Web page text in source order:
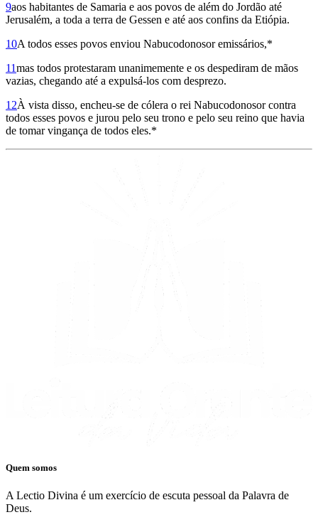
9aos habitantes de Samaria e aos povos de além do Jordão até
Jerusalém, a toda a terra de Gessen e até aos confins da Etiópia.
10A todos esses povos enviou Nabucodo­nosor emissários,*
11mas todos protestaram unanimemente e os despediram de mãos
vazias, chegando até a expulsá-los com des­prezo.
12À vista disso, encheu-se de cólera o rei Nabucodonosor contra
todos esses povos e jurou pelo seu trono e pelo seu reino que havia
de tomar vingança de todos eles.*
Quem somos
A Lectio Divina é um exercício de escuta pessoal da Palavra de
Deus.